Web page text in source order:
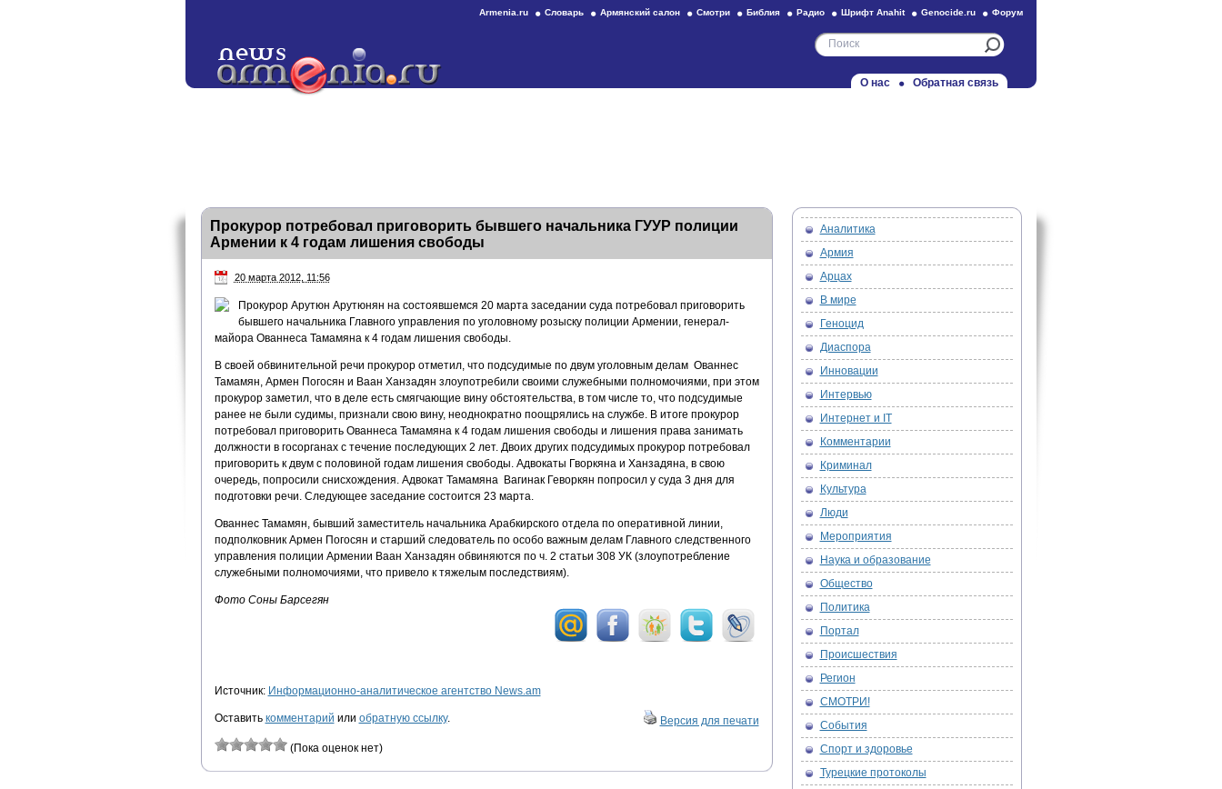
Armenia.ru Словарь Армянский салон Смотри Библия Радио Шрифт Anahit Genocide.ru Форум
О нас Обратная связь
Прокурор потребовал приговорить бывшего начальника ГУУР полиции
Армении к 4 годам лишения свободы
20 марта 2012, 11:56
Прокурор Арутюн Арутюнян на состоявшемся 20 марта заседании суда потребовал приговорить
бывшего начальника Главного управления по уголовному розыску полиции Армении, генерал-
майора Ованнеса Тамамяна к 4 годам лишения свободы.
В своей обвинительной речи прокурор отметил, что подсудимые по двум уголовным делам Ованнес
Тамамян, Армен Погосян и Ваан Ханзадян злоупотребили своими служебными полномочиями, при этом
прокурор заметил, что в деле есть смягчающие вину обстоятельства, в том числе то, что подсудимые
ранее не были судимы, признали свою вину, неоднократно поощрялись на службе. В итоге прокурор
потребовал приговорить Ованнеса Тамамяна к 4 годам лишения свободы и лишения права занимать
должности в госорганах с течение последующих 2 лет. Двоих других подсудимых прокурор потребовал
приговорить к двум с половиной годам лишения свободы. Адвокаты Гворкяна и Ханзадяна, в свою
очередь, попросили снисхождения. Адвокат Тамамяна Вагинак Геворкян попросил у суда 3 дня для
подготовки речи. Следующее заседание состоится 23 марта.
Ованнес Тамамян, бывший заместитель начальника Арабкирского отдела по оперативной линии,
подполковник Армен Погосян и старший следователь по особо важным делам Главного следственного
управления полиции Армении Ваан Ханзадян обвиняются по ч. 2 статьи 308 УК (злоупотребление
служебными полномочиями, что привело к тяжелым последствиям).
Фото Соны Барсегян
Источник: Информационно-аналитическое агентство News.am
Оставить комментарий или обратную ссылку. Версия для печати
(Пока оценок нет)
Аналитика
Армия
Арцах
В мире
Геноцид
Диаспора
Инновации
Интервью
Интернет и IT
Комментарии
Криминал
Культура
Люди
Мероприятия
Наука и образование
Общество
Политика
Портал
Происшествия
Регион
СМОТРИ!
События
Спорт и здоровье
Турецкие протоколы